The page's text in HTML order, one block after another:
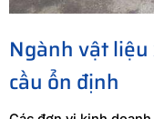
Ngành vật
cầu ổn định